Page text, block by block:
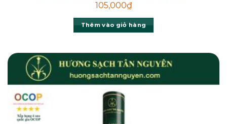
105,000₫
Thêm vào giỏ hàng